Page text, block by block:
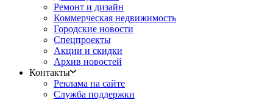
Ремонт и дизайн
Коммерческая недвижимость
Городские новости
Спецпроекты
Акции и скидки
Архив новостей
Контакты
Реклама на сайте
Служба поддержки